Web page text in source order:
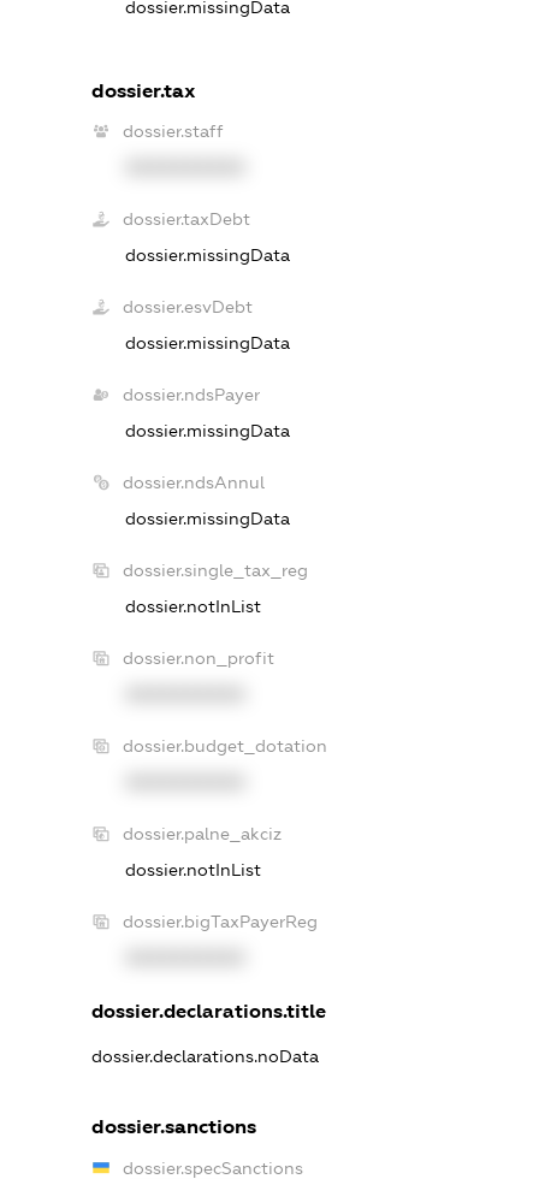
dossier.missingData
dossier.tax
dossier.staff
dossier.taxDebt
dossier.missingData
dossier.esvDebt
dossier.missingData
dossier.ndsPayer
dossier.missingData
dossier.ndsAnnul
dossier.missingData
dossier.single_tax_reg
dossier.notInList
dossier.non_profit
dossier.budget_dotation
dossier.palne_akciz
dossier.notInList
dossier.bigTaxPayerReg
dossier.declarations.title
dossier.declarations.noData
dossier.sanctions
dossier.specSanctions